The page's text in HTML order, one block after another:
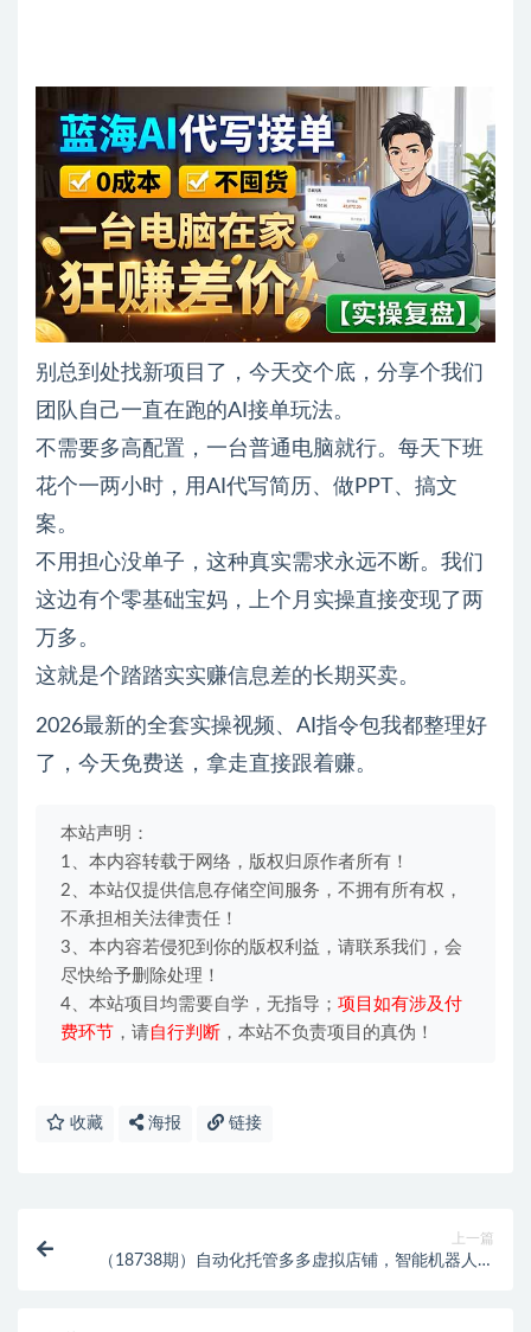
别总到处找新项目了，今天交个底，分享个我们
团队自己一直在跑的AI接单玩法。
不需要多高配置，一台普通电脑就行。每天下班
花个一两小时，用AI代写简历、做PPT、搞文
案。
不用担心没单子，这种真实需求永远不断。我们
这边有个零基础宝妈，上个月实操直接变现了两
万多。
这就是个踏踏实实赚信息差的长期买卖。
2026最新的全套实操视频、AI指令包我都整理好
了，今天免费送，拿走直接跟着赚。
本站声明：
1、本内容转载于网络，版权归原作者所有！
2、本站仅提供信息存储空间服务，不拥有所有权，
不承担相关法律责任！
3、本内容若侵犯到你的版权利益，请联系我们，会
尽快给予删除处理！
4、本站项目均需要自学，无指导； 项目如有涉及付
费环节 ，请自行判断 ，本站不负责项目的真伪！
收藏 海报 链接
上一篇
（18738期）自动化托管多多虚拟店铺，智能机器人自